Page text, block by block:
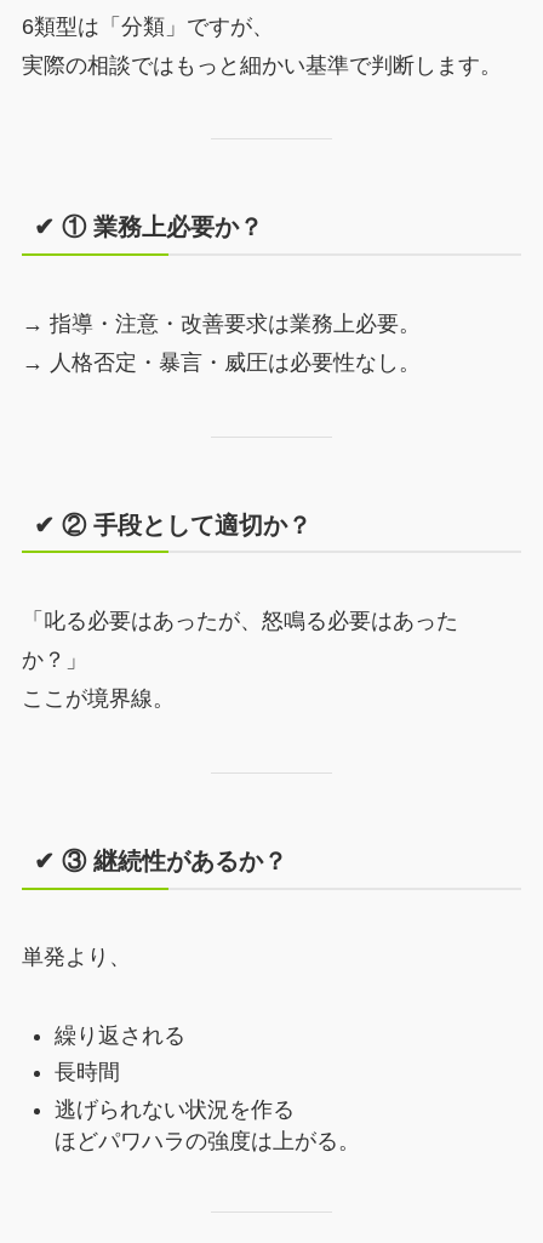
6類型は「分類」ですが、
実際の相談ではもっと細かい基準で判断します。
✔ ① 業務上必要か？
→ 指導・注意・改善要求は業務上必要。
→ 人格否定・暴言・威圧は必要性なし。
✔ ② 手段として適切か？
「叱る必要はあったが、怒鳴る必要はあった
か？」
ここが境界線。
✔ ③ 継続性があるか？
単発より、
繰り返される
長時間
逃げられない状況を作る
ほどパワハラの強度は上がる。